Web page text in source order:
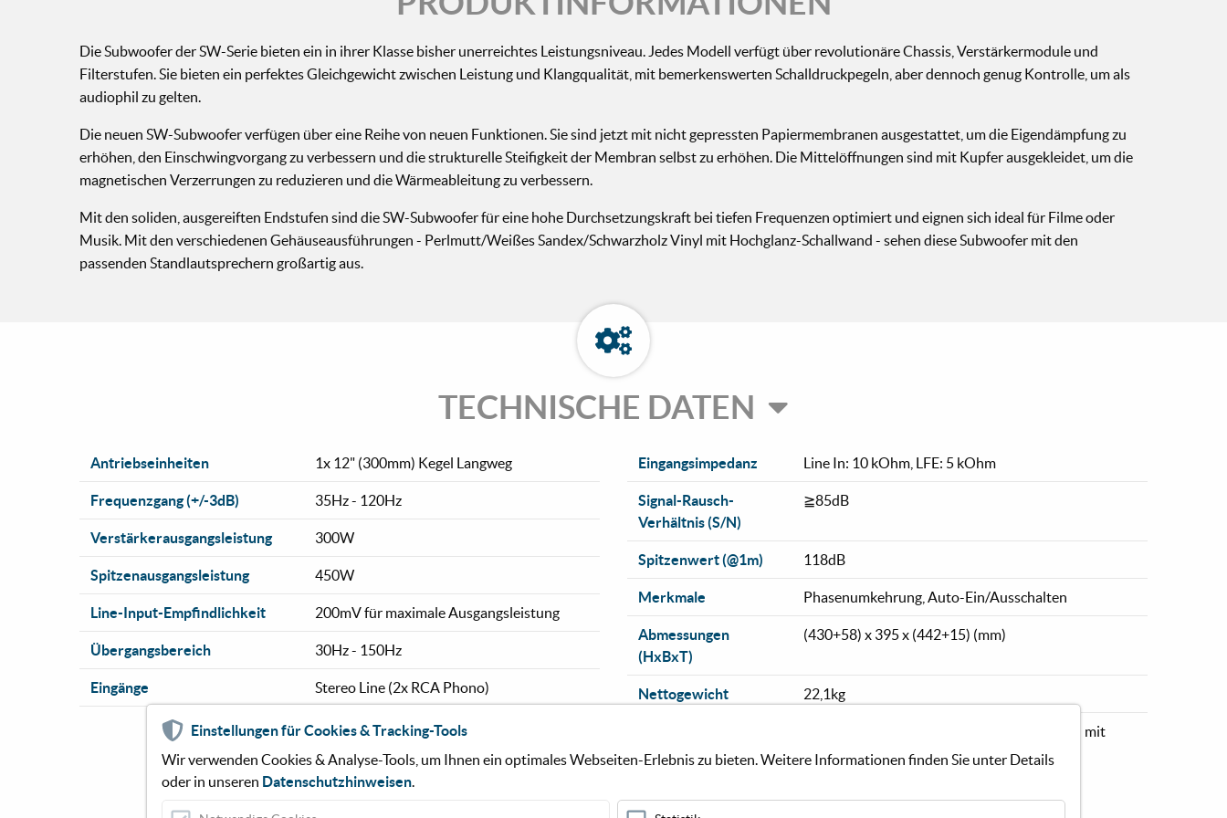
Die Subwoofer der SW-Serie bieten ein in ihrer Klasse bisher unerreichtes Leistungsniveau. Jedes Modell verfügt über revolutionäre Chassis, Verstärkermodule und
Filterstufen. Sie bieten ein perfektes Gleichgewicht zwischen Leistung und Klangqualität, mit bemerkenswerten Schalldruckpegeln, aber dennoch genug Kontrolle, um als
audiophil zu gelten.
Die neuen SW-Subwoofer verfügen über eine Reihe von neuen Funktionen. Sie sind jetzt mit nicht gepressten Papiermembranen ausgestattet, um die Eigendämpfung zu
erhöhen, den Einschwingvorgang zu verbessern und die strukturelle Steifigkeit der Membran selbst zu erhöhen. Die Mittelöffnungen sind mit Kupfer ausgekleidet, um die
magnetischen Verzerrungen zu reduzieren und die Wärmeableitung zu verbessern.
Mit den soliden, ausgereiften Endstufen sind die SW-Subwoofer für eine hohe Durchsetzungskraft bei tiefen Frequenzen optimiert und eignen sich ideal für Filme oder
Musik. Mit den verschiedenen Gehäuseausführungen - Perlmutt/Weißes Sandex/Schwarzholz Vinyl mit Hochglanz-Schallwand - sehen diese Subwoofer mit den
passenden Standlautsprechern großartig aus.
TECHNISCHE DATEN
Antriebseinheiten 1x 12" (300mm) Kegel Langweg
Frequenzgang (+/-3dB) 35Hz - 120Hz
Verstärkerausgangsleistung 300W
Spitzenausgangsleistung 450W
Line-Input-Empfindlichkeit 200mV für maximale Ausgangsleistung
Übergangsbereich 30Hz - 150Hz
Eingänge Stereo Line (2x RCA Phono)
Mono(LFE) Line (RCA Phono)
Eingangsimpedanz Line In: 10 kOhm, LFE: 5 kOhm
Signal-Rausch-
Verhältnis (S/N)
≧85dB
Spitzenwert (@1m) 118dB
Merkmale Phasenumkehrung, Auto-Ein/Ausschalten
Abmessungen
(HxBxT)
(430+58) x 395 x (442+15) (mm)
Nettogewicht 22,1kg
Perlmutt/Weißes Sandex/Schwarzholz Vinyl mit
Hochglanz-Schallwand
Einstellungen für Cookies & Tracking-Tools
Wir verwenden Cookies & Analyse-Tools, um Ihnen ein optimales Webseiten-Erlebnis zu bieten. Weitere Informationen finden Sie unter Details
oder in unseren Datenschutzhinweisen.